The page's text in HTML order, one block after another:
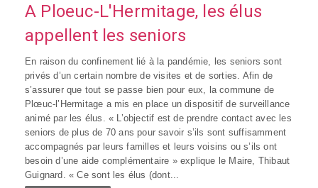
A Ploeuc-L'Hermitage, les élus
appellent les seniors
En raison du confinement lié à la pandémie, les seniors sont
privés d’un certain nombre de visites et de sorties. Afin de
s’assurer que tout se passe bien pour eux, la commune de
Plœuc-l’Hermitage a mis en place un dispositif de surveillance
animé par les élus. « L’objectif est de prendre contact avec les
seniors de plus de 70 ans pour savoir s’ils sont suffisamment
accompagnés par leurs familles et leurs voisins ou s’ils ont
besoin d’une aide complémentaire » explique le Maire, Thibaut
Guignard. « Ce sont les élus (dont...